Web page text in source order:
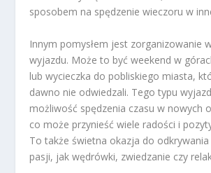
sposobem na spędzenie wieczoru w
Innym pomysłem jest zorganizowanie
wyjazdu. Może to być weekend w
lub wycieczka do pobliskiego miasta,
dawno nie odwiedzali. Tego typu
możliwość spędzenia czasu w nowych
co może przynieść wiele radości i
To także świetna okazja do
pasji, jak wędrówki, zwiedzanie czy